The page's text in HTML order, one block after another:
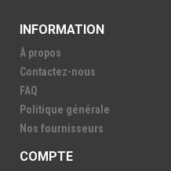
INFORMATION
À propos
Contactez-nous
FAQ
Politique générale
Nos fournisseurs
COMPTE